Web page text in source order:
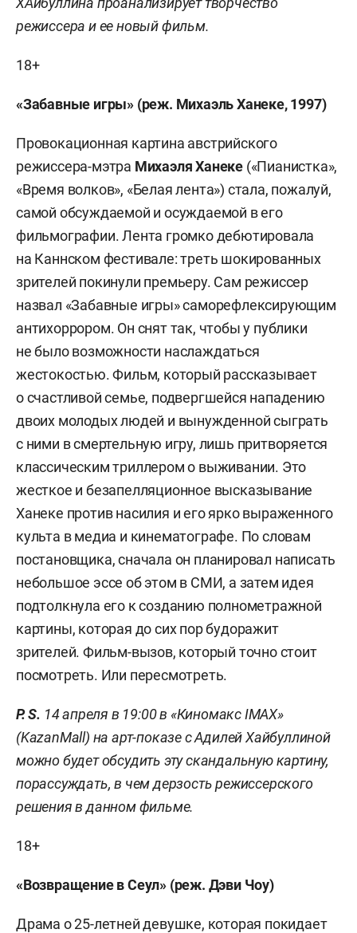
режиссера и ее новый фильм.
18+
«Забавные игры» (реж. Михаэль Ханеке, 1997)
Провокационная картина австрийского
режиссера-мэтра Михаэля Ханеке («Пианистка»,
«Время волков», «Белая лента») стала, пожалуй,
самой обсуждаемой и осуждаемой в его
фильмографии. Лента громко дебютировала
на Каннском фестивале: треть шокированных
зрителей покинули премьеру. Сам режиссер
назвал «Забавные игры» саморефлексирующим
антихоррором. Он снят так, чтобы у публики
не было возможности наслаждаться
жестокостью. Фильм, который рассказывает
о счастливой семье, подвергшейся нападению
двоих молодых людей и вынужденной сыграть
с ними в смертельную игру, лишь притворяется
классическим триллером о выживании. Это
жесткое и безапелляционное высказывание
Ханеке против насилия и его ярко выраженного
культа в медиа и кинематографе. По словам
постановщика, сначала он планировал написать
небольшое эссе об этом в СМИ, а затем идея
подтолкнула его к созданию полнометражной
картины, которая до сих пор будоражит
зрителей. Фильм-вызов, который точно стоит
посмотреть. Или пересмотреть.
P. S. 14 апреля в 19:00 в «Киномакс IMAX»
(KazanMall) на арт-показе с Адилей Хайбуллиной
можно будет обсудить эту скандальную картину,
порассуждать, в чем дерзость режиссерского
решения в данном фильме.
18+
«Возвращение в Сеул» (реж. Дэви Чоу)
Драма о 25-летней девушке, которая покидает